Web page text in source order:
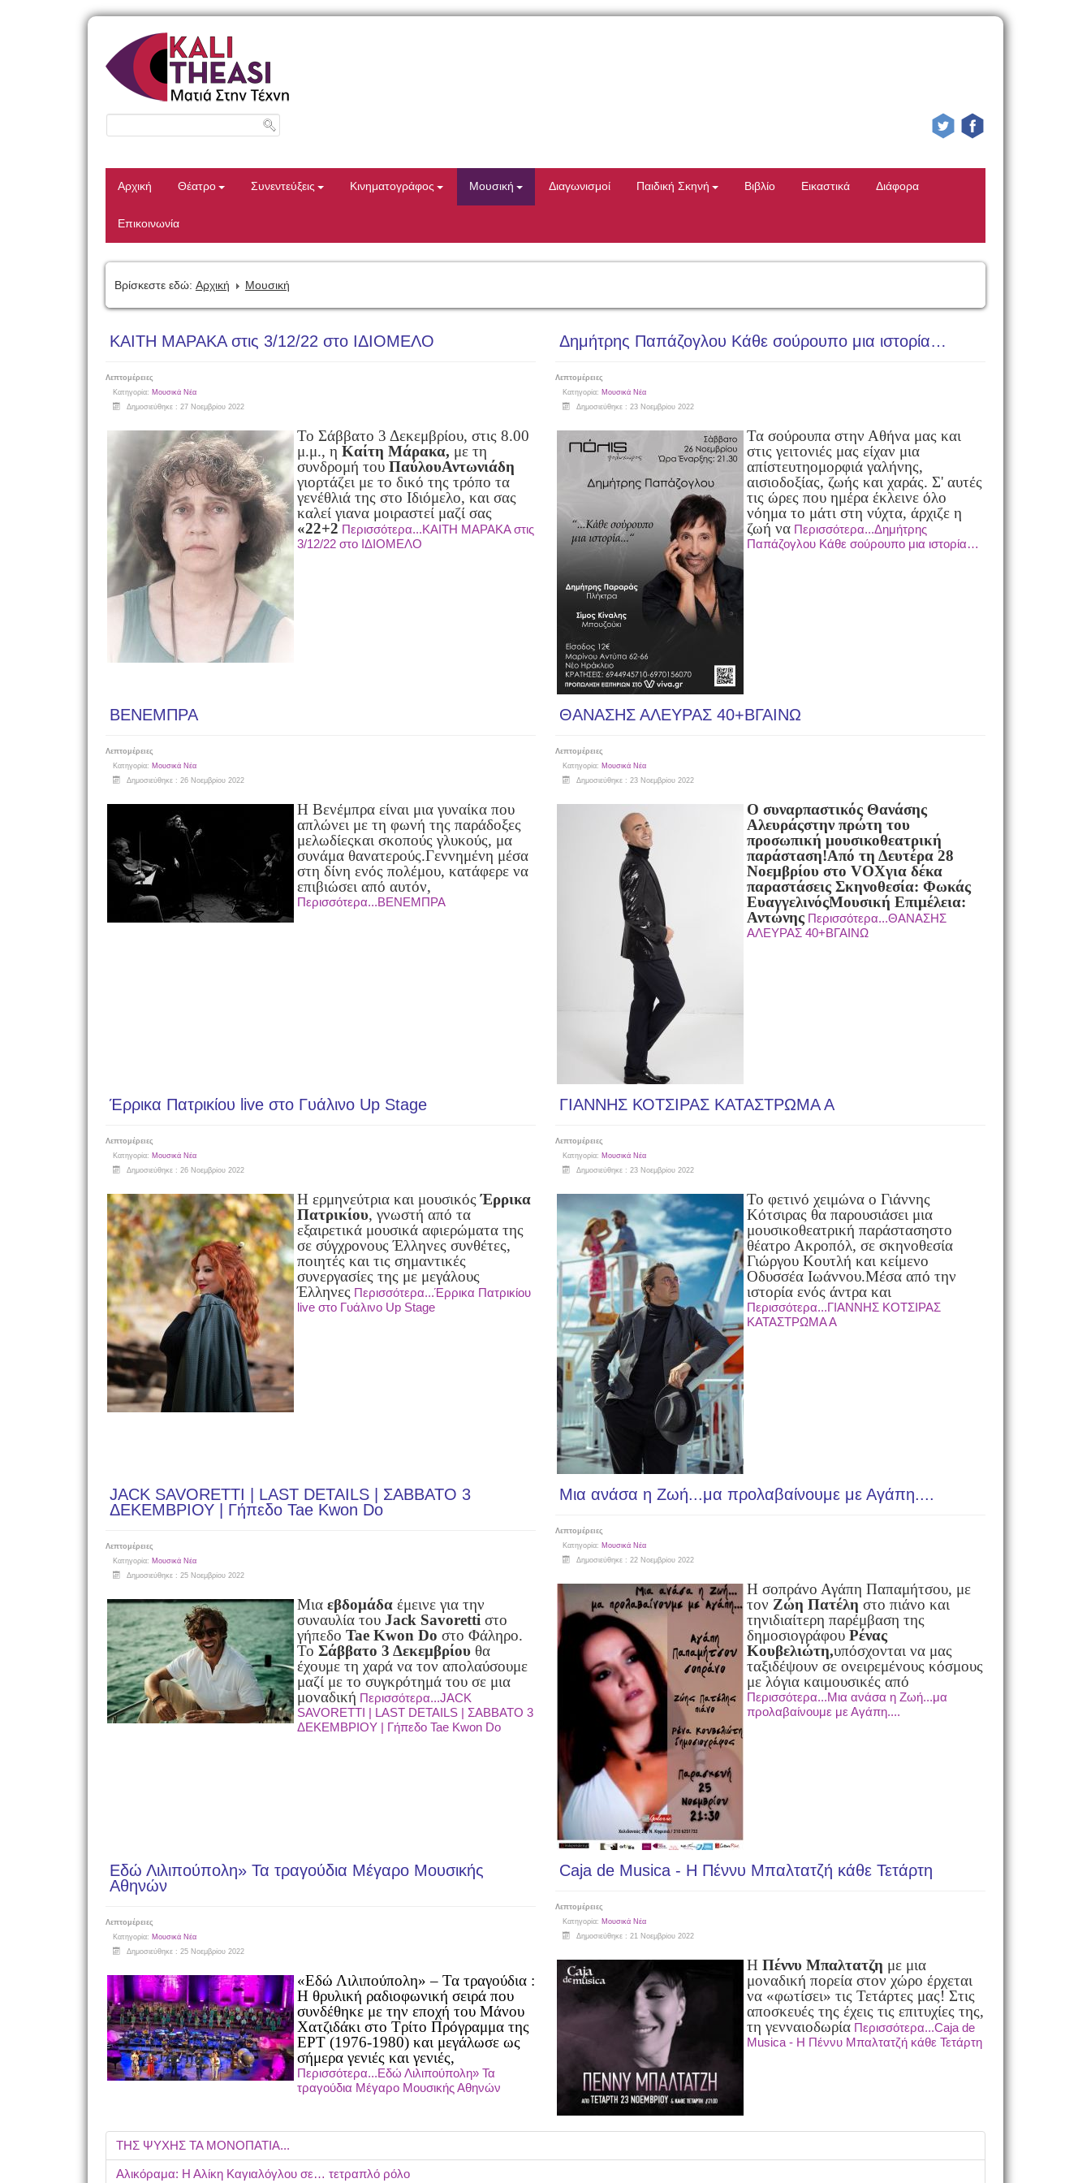
Αρχική Θέατρο Συνεντεύξεις Κινηματογράφος Μουσική Διαγωνισμοί Παιδική Σκηνή Βιβλίο Εικαστικά Διάφορα
Επικοινωνία
Βρίσκεστε εδώ: Αρχική Μουσική
KAITH MAΡΑΚΑ στις 3/12/22 στο ΙΔΙΟΜΕΛΟ
Λεπτομέρειες
Κατηγορία: Μουσικά Νέα
Δημοσιεύθηκε : 27 Νοεμβρίου 2022
Το Σάββατο 3 Δεκεμβρίου, στις 8.00
μ.μ., η Καίτη Μάρακα, με τη
συνδρομή του ΠαύλουΑντωνιάδη
γιορτάζει με το δικό της τρόπο τα
γενέθλιά της στο Ιδιόμελο, και σας
καλεί γιανα μοιραστεί μαζί σας
«22+2 Περισσότερα...KAITH MAΡΑΚΑ στις
3/12/22 στο ΙΔΙΟΜΕΛΟ
Δημήτρης Παπάζογλου Κάθε σούρουπο μια ιστορία…
Λεπτομέρειες
Κατηγορία: Μουσικά Νέα
Δημοσιεύθηκε : 23 Νοεμβρίου 2022
Τα σούρουπα στην Αθήνα μας και
στις γειτονιές μας είχαν μια
απίστευτηομορφιά γαλήνης,
αισιοδοξίας, ζωής και χαράς. Σ' αυτές
τις ώρες που ημέρα έκλεινε όλο
νόημα το μάτι στη νύχτα, άρχιζε η
ζωή να Περισσότερα...Δημήτρης
Παπάζογλου Κάθε σούρουπο μια ιστορία…
ΒΕΝΕΜΠΡΑ
Λεπτομέρειες
Κατηγορία: Μουσικά Νέα
Δημοσιεύθηκε : 26 Νοεμβρίου 2022
Η Βενέμπρα είναι μια γυναίκα που
απλώνει με τη φωνή της παράδοξες
μελωδίεςκαι σκοπούς γλυκούς, μα
συνάμα θανατερούς.Γεννημένη μέσα
στη δίνη ενός πολέμου, κατάφερε να
επιβιώσει από αυτόν,
Περισσότερα...ΒΕΝΕΜΠΡΑ
ΘΑΝΑΣΗΣ ΑΛΕΥΡΑΣ 40+ΒΓΑΙΝΩ
Λεπτομέρειες
Κατηγορία: Μουσικά Νέα
Δημοσιεύθηκε : 23 Νοεμβρίου 2022
Ο συναρπαστικός Θανάσης
Αλευράςστην πρώτη του
προσωπική μουσικοθεατρική
παράσταση!Από τη Δευτέρα 28
Νοεμβρίου στο VOXγια δέκα
παραστάσεις Σκηνοθεσία: Φωκάς
ΕυαγγελινόςΜουσική Επιμέλεια:
Αντώνης Περισσότερα...ΘΑΝΑΣΗΣ
ΑΛΕΥΡΑΣ 40+ΒΓΑΙΝΩ
Έρρικα Πατρικίου live στο Γυάλινο Up Stage
Λεπτομέρειες
Κατηγορία: Μουσικά Νέα
Δημοσιεύθηκε : 26 Νοεμβρίου 2022
H ερμηνεύτρια και μουσικόςΈρρικα
Πατρικίου, γνωστή από τα
εξαιρετικά μουσικά αφιερώματα της
σε σύγχρονους Έλληνες συνθέτες,
ποιητές και τις σημαντικές
συνεργασίες της με μεγάλους
Έλληνες Περισσότερα...Έρρικα Πατρικίου
live στο Γυάλινο Up Stage
ΓΙΑΝΝΗΣ ΚΟΤΣΙΡΑΣ ΚΑΤΑΣΤΡΩΜΑ Α
Λεπτομέρειες
Κατηγορία: Μουσικά Νέα
Δημοσιεύθηκε : 23 Νοεμβρίου 2022
Το φετινό χειμώνα ο Γιάννης
Κότσιρας θα παρουσιάσει μια
μουσικοθεατρική παράστασηστο
θέατρο Ακροπόλ, σε σκηνοθεσία
Γιώργου Κουτλή και κείμενο
Οδυσσέα Ιωάννου.Μέσα από την
ιστορία ενός άντρα και
Περισσότερα...ΓΙΑΝΝΗΣ ΚΟΤΣΙΡΑΣ
ΚΑΤΑΣΤΡΩΜΑ Α
JACK SAVORETTI | LAST DETAILS | ΣΑΒΒΑΤΟ 3
ΔΕΚΕΜΒΡΙΟΥ | Γήπεδο Tae Kwon Do
Λεπτομέρειες
Κατηγορία: Μουσικά Νέα
Δημοσιεύθηκε : 25 Νοεμβρίου 2022
Μια εβδομάδαέμεινε για την
συναυλία του Jack Savoretti στο
γήπεδο Tae Kwon Do στο Φάληρο.
Το Σάββατο 3 Δεκεμβρίουθα
έχουμε τη χαρά να τον απολαύσουμε
μαζί με το συγκρότημά του σε μια
μοναδική Περισσότερα...JACK
SAVORETTI | LAST DETAILS | ΣΑΒΒΑΤΟ 3
ΔΕΚΕΜΒΡΙΟΥ | Γήπεδο Tae Kwon Do
Μια ανάσα η Ζωή...μα προλαβαίνουμε με Αγάπη....
Λεπτομέρειες
Κατηγορία: Μουσικά Νέα
Δημοσιεύθηκε : 22 Νοεμβρίου 2022
Η σοπράνο Αγάπη Παπαμήτσου, με
τον Ζώη Πατέλη στο πιάνο και
τηνιδιαίτερη παρέμβαση της
δημοσιογράφου Ρένας
Κουβελιώτη,υπόσχονται να μας
ταξιδέψουν σε ονειρεμένους κόσμους
με λόγια καιμουσικές από
Περισσότερα...Μια ανάσα η Ζωή...μα
προλαβαίνουμε με Αγάπη....
Εδώ Λιλιπούπολη» Τα τραγούδια Μέγαρο Μουσικής
Αθηνών
Λεπτομέρειες
Κατηγορία: Μουσικά Νέα
Δημοσιεύθηκε : 25 Νοεμβρίου 2022
«Εδώ Λιλιπούπολη» – Τα τραγούδια :
Η θρυλική ραδιοφωνική σειρά που
συνδέθηκε με την εποχή του Μάνου
Χατζιδάκι στο Τρίτο Πρόγραμμα της
ΕΡΤ (1976-1980) και μεγάλωσε ως
σήμερα γενιές και γενιές,
Περισσότερα...Εδώ Λιλιπούπολη» Τα
τραγούδια Μέγαρο Μουσικής Αθηνών
Caja de Musica - Η Πέννυ Μπαλτατζή κάθε Τετάρτη
Λεπτομέρειες
Κατηγορία: Μουσικά Νέα
Δημοσιεύθηκε : 21 Νοεμβρίου 2022
Η Πέννυ Μπαλτατζη με μια
μοναδική πορεία στον χώρο έρχεται
να «φωτίσει» τις Τετάρτες μας! Στις
αποσκευές της έχεις τις επιτυχίες της,
τη γενναιοδωρία Περισσότερα...Caja de
Musica - Η Πέννυ Μπαλτατζή κάθε Τετάρτη
ΤΗΣ ΨΥΧΗΣ ΤΑ ΜΟΝΟΠΑΤΙΑ...
Αλικόραμα: Η Αλίκη Καγιαλόγλου σε… τετραπλό ρόλο